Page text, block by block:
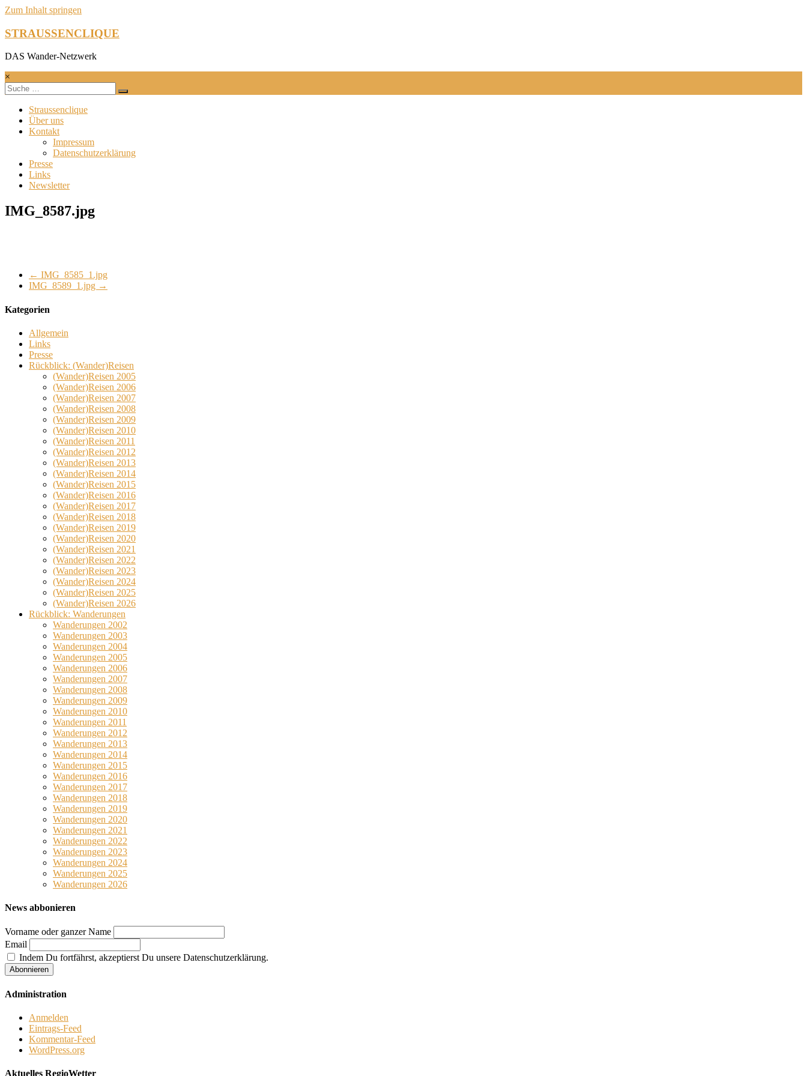
Zum Inhalt springen
STRAUSSENCLIQUE
DAS Wander-Netzwerk
×
Straussenclique
Über uns
Kontakt
Impressum
Datenschutzerklärung
Presse
Links
Newsletter
IMG_8587.jpg
← IMG_8585_1.jpg
IMG_8589_1.jpg →
Kategorien
Allgemein
Links
Presse
Rückblick: (Wander)Reisen
(Wander)Reisen 2005
(Wander)Reisen 2006
(Wander)Reisen 2007
(Wander)Reisen 2008
(Wander)Reisen 2009
(Wander)Reisen 2010
(Wander)Reisen 2011
(Wander)Reisen 2012
(Wander)Reisen 2013
(Wander)Reisen 2014
(Wander)Reisen 2015
(Wander)Reisen 2016
(Wander)Reisen 2017
(Wander)Reisen 2018
(Wander)Reisen 2019
(Wander)Reisen 2020
(Wander)Reisen 2021
(Wander)Reisen 2022
(Wander)Reisen 2023
(Wander)Reisen 2024
(Wander)Reisen 2025
(Wander)Reisen 2026
Rückblick: Wanderungen
Wanderungen 2002
Wanderungen 2003
Wanderungen 2004
Wanderungen 2005
Wanderungen 2006
Wanderungen 2007
Wanderungen 2008
Wanderungen 2009
Wanderungen 2010
Wanderungen 2011
Wanderungen 2012
Wanderungen 2013
Wanderungen 2014
Wanderungen 2015
Wanderungen 2016
Wanderungen 2017
Wanderungen 2018
Wanderungen 2019
Wanderungen 2020
Wanderungen 2021
Wanderungen 2022
Wanderungen 2023
Wanderungen 2024
Wanderungen 2025
Wanderungen 2026
News abbonieren
Vorname oder ganzer Name
Email
Indem Du fortfährst, akzeptierst Du unsere Datenschutzerklärung.
Administration
Anmelden
Eintrags-Feed
Kommentar-Feed
WordPress.org
Aktuelles RegioWetter